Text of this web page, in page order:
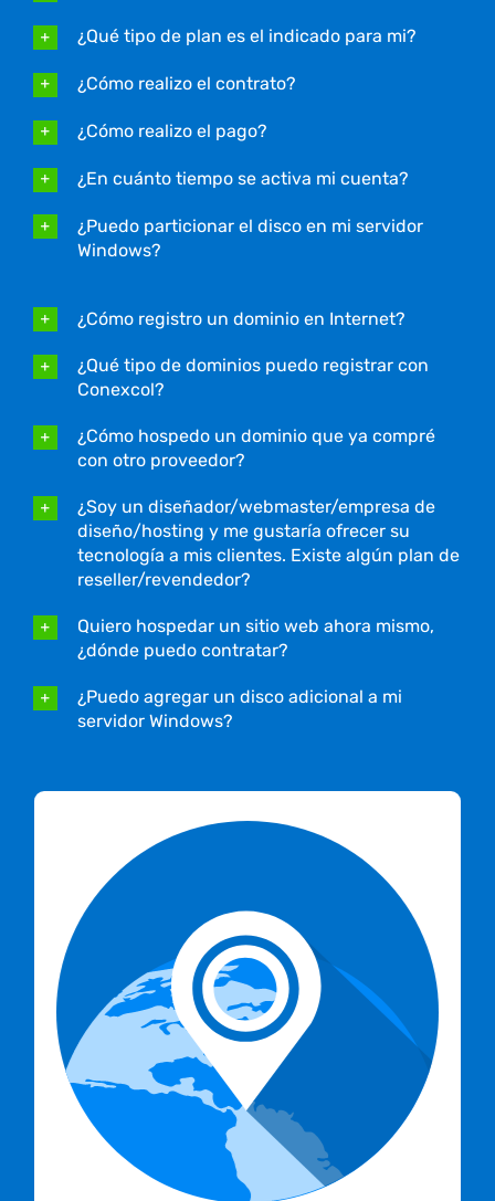
¿Qué tipo de plan es el indicado para mi?
¿Cómo realizo el contrato?
¿Cómo realizo el pago?
¿En cuánto tiempo se activa mi cuenta?
¿Puedo particionar el disco en mi servidor
Windows?
¿Cómo registro un dominio en Internet?
¿Qué tipo de dominios puedo registrar con
Conexcol?
¿Cómo hospedo un dominio que ya compré
con otro proveedor?
¿Soy un diseñador/webmaster/empresa de
diseño/hosting y me gustaría ofrecer su
tecnología a mis clientes. Existe algún plan de
reseller/revendedor?
Quiero hospedar un sitio web ahora mismo,
¿dónde puedo contratar?
¿Puedo agregar un disco adicional a mi
servidor Windows?
Toda nuestra infraestructura está ubicada en
Colombia lo que garantiza que tu información
no sale del país. Además, como empresa
legalmente constituida en Colombia todos tus
servicios son facturados, prestados y
soportados en Colombia.